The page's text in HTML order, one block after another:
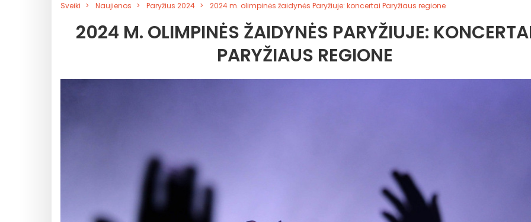
Sveiki Naujienos Paryžius 2024 2024 m. olimpinės žaidynės Paryžiuje: koncertai Paryžiaus regione
2024 M. OLIMPINĖS ŽAIDYNĖS PARYŽIUJE:
PARYŽIAUS REGIONE